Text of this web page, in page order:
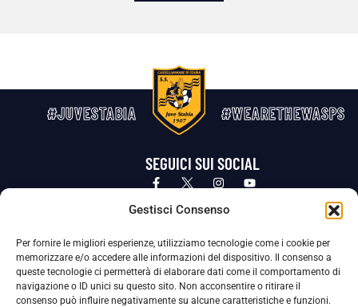
Gestisci Consenso
Per fornire le migliori esperienze, utilizziamo tecnologie come i cookie per
memorizzare e/o accedere alle informazioni del dispositivo. Il consenso a
queste tecnologie ci permetterà di elaborare dati come il comportamento di
navigazione o ID unici su questo sito. Non acconsentire o ritirare il
consenso può influire negativamente su alcune caratteristiche e funzioni.
#JUVESTABIA #WEARETHEWASPS
SEGUICI SUI SOCIAL
Privacy Policy Cookie Policy
La Società ha nominato il Responsabile della Protezione dei Dati Personali (DPO), figura specializzata che vigila sulle modalità
adottate dalla nostra Società per tutelare i Suoi dati personali.
Per contattare il DPO può scrivere a